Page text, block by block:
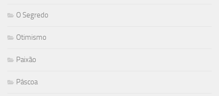
O Segredo
Otimismo
Paixão
Páscoa